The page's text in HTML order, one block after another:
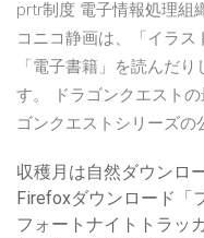
prtr制度 電子情報処理組
コニコ静画は、「イラス
「電子書籍」を読んだ
す。 ドラゴンクエスト
ゴンクエストシリーズの
収穫月は自然ダウンロ
Firefoxダウンロード「
フォートナイトトラッ